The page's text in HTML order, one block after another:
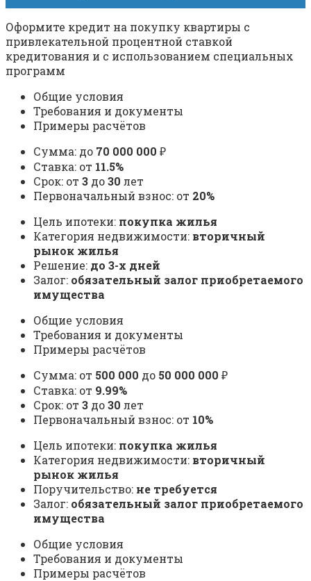
Оформите кредит на покупку квартиры с
привлекательной процентной ставкой
кредитования и с использованием специальных
программ
Общие условия
Требования и документы
Примеры расчётов
Сумма: до 70 000 000 ₽
Ставка: от 11.5%
Срок: от 3 до30 лет
Первоначальный взнос: от 20%
Цель ипотеки: покупка жилья
Категория недвижимости: вторичный
рынок жилья
Решение: до 3-х дней
Залог: обязательный залог приобретаемого
имущества
Общие условия
Требования и документы
Примеры расчётов
Сумма: от 500 000 до 50 000 000 ₽
Ставка: от 9.99%
Срок: от 3 до30 лет
Первоначальный взнос: от 10%
Цель ипотеки: покупка жилья
Категория недвижимости: вторичный
рынок жилья
Поручительство: не требуется
Залог: обязательный залог приобретаемого
имущества
Общие условия
Требования и документы
Примеры расчётов